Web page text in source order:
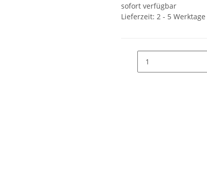
sofort verfügbar
Lieferzeit: 2 - 5 Werktage